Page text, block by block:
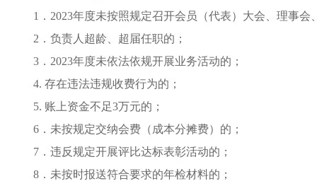
1．2023年度未按照规定召开会员（代表）大会、理事会
2．负责人超龄、超届任职的；
3．2023年度未依法依规开展业务活动的；
4. 存在违法违规收费行为的；
5. 账上资金不足3万元的；
6．未按规定交纳会费（成本分摊费）的；
7．违反规定开展评比达标表彰活动的；
8．未按时报送符合要求的年检材料的；